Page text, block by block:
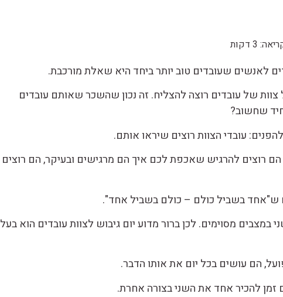
3 דקות
לאנשים שעובדים טוב יותר ביחד היא שאלת מורכבת.
של עובדים רוצה להצליח. זה נכון שהשכר שאותם עובדים
שחשוב?
עובדי הצוות רוצים שיראו אותם.
רוצים להרגיש שאכפת לכם איך הם מרגישים ובעיקר, הם רוצים
ש"אחד בשביל כולם – כולם בשביל אחד".
במצבים מסוימים. לכן ברור מדוע יום גיבוש לצוות עובדים הוא בעל
הם עושים בכל יום את אותו הדבר.
להכיר אחד את השני בצורה אחרת.